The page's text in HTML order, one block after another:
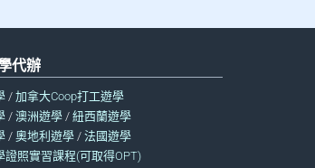
代辦
/ 加拿大Coop打工遊學
/ 澳洲遊學/ 紐西蘭遊學
/ 奧地利遊學/ 法國遊學
證照實習課程(可取得OPT)